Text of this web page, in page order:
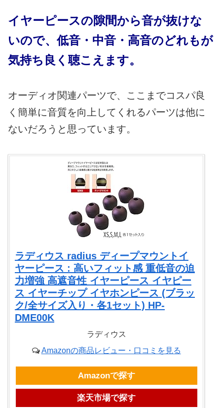
イヤーピースの隙間から音が抜けな
いので、低音・中音・高音のどれもが
気持ち良く聴こえます。
オーディオ関連パーツで、ここまでコスパ良
く簡単に音質を向上してくれるパーツは他に
ないだろうと思っています。
ラディウス radius ディープマウントイ
ヤーピース : 高いフィット感 重低音の迫
力増強 高遮音性 イヤーピース イヤピー
ス イヤーチップ イヤホンピース (ブラッ
ク/全サイズ入り・各1セット) HP-
DME00K
ラディウス
Amazonの商品レビュー・口コミを見る
Amazonで探す
楽天市場で探す